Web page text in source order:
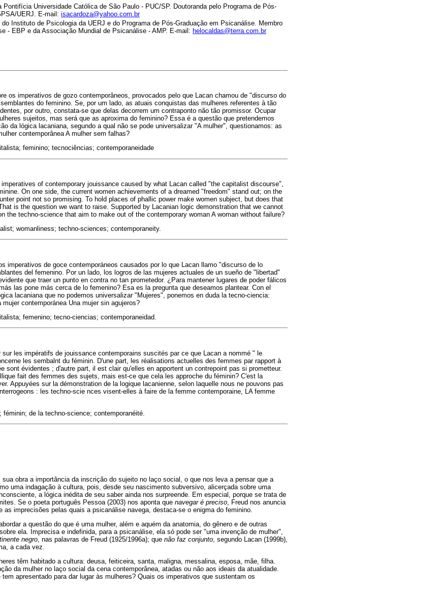
Universidade Católica de São Paulo - PUC/SP. Doutoranda pelo Programa de Pós-
UERJ. E-mail: isacardoza@yahoo.com.br
Instituto de Psicologia da UERJ e do Programa de Pós-Graduação em Psicanálise. Membro
- EBP e da Associação Mundial de Psicanálise - AMP. E-mail: helocaldas@terra.com.br
os imperativos de gozo contemporâneos, provocados pelo que Lacan chamou de "discurso do
do feminino. Se, por um lado, as atuais conquistas das mulheres referentes à tão
por outro, constata-se que delas decorrem um contraponto não tão promissor. Ocupar
sujeitos, mas será que as aproxima do feminino? Essa é a questão que pretendemos
da lógica lacaniana, segundo a qual não se pode universalizar "A mulher", questionamos: as
contemporânea A mulher sem falhas?
feminino; tecnociências; contemporaneidade
of contemporary jouissance caused by what Lacan called "the capitalist discourse",
On one side, the current women achievements of a dreamed "freedom" stand out; on the
point not so promising. To hold places of phallic power make women subject, but does that
is the question we want to raise. Supported by Lacanian logic demonstration that we cannot
the techno-science that aim to make out of the contemporary woman A woman without failure?
womanliness; techno-sciences; contemporaneity.
imperativos de goce contemporáneos causados por lo que Lacan llamo "discurso de lo
del femenino. Por un lado, los logros de las mujeres actuales de un sueño de "libertad"
que traer un punto en contra no tan prometedor. ¿Para mantener lugares de poder fálicos
las pone más cerca de lo femenino? Esa es la pregunta que deseamos plantear. Con el
lacaniana que no podemos universalizar "Mujeres", ponemos en duda la tecno-ciencia:
contemporánea Una mujer sin agujeros?
femenino; tecno-ciencias; contemporaneidad.
les impératifs de jouissance contemporains suscités par ce que Lacan a nommé " le
les sembalnt du féminin. D'une part, les réalisations actuelles des femmes par rapport à
sont évidentes ; d'autre part, il est clair qu'elles en apportent un contrepoint pas si prometteur.
fait des femmes des sujets, mais est-ce que cela les approche du féminin? C'est la
Appuyées sur la démonstration de la logique lacanienne, selon laquelle nous ne pouvons pas
: les techno-scie nces visent-elles à faire de la femme contemporaine, LA femme
de la techno-science; contemporanéité.
obra a importância da inscrição do sujeito no laço social, o que nos leva a pensar que a
uma indagação à cultura, pois, desde seu nascimento subversivo, alicerçada sobre uma
a lógica inédita de seu saber ainda nos surpreende. Em especial, porque se trata de
Se o poeta português Pessoa (2003) nos aponta que navegar é preciso , Freud nos anuncia
as imprecisões pelas quais a psicanálise navega, destaca-se o enigma do feminino.
a questão do que é uma mulher, além e aquém da anatomia, do gênero e de outras
ela. Imprecisa e indefinida, para a psicanálise, ela só pode ser "uma invenção de mulher",
negro , nas palavras de Freud (1925/1996a); que não faz conjunto , segundo Lacan (1999b),
a cada vez.
têm habitado a cultura: deusa, feiticeira, santa, maligna, messalina, esposa, mãe, filha.
da mulher no laço social da cena contemporânea, atadas ou não aos ideais da atualidade.
apresentado para dar lugar às mulheres? Quais os imperativos que sustentam os